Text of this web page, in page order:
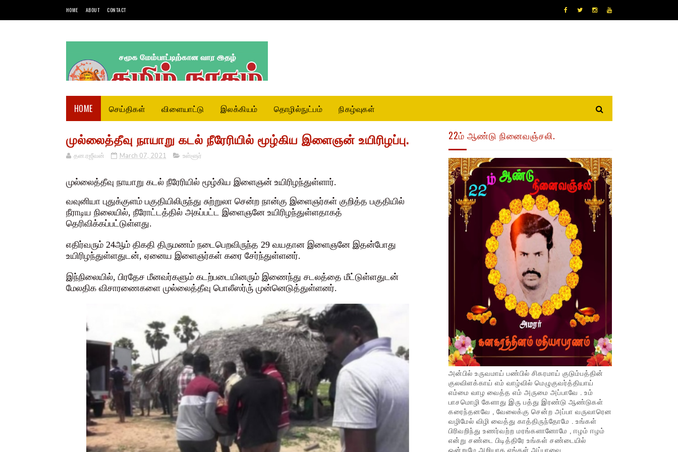
HOME ABOUT CONTACT
HOME செய்திகள் விளையாட்டு இலக்கியம் தொழில்நுட்பம் நிகழ்வுகள்
முல்லைத்தீவு நாயாறு கடல் நீரேரியில் மூழ்கிய இளைஞன் உயிரிழப்பு.
தன.ரஜீவன் March 07, 2021 உள்ளூர்
முல்லைத்தீவு நாயாறு கடல் நீரேரியில் மூழ்கிய இளைஞன் உயிரிழந்துள்ளார்.
வவுனியா புதுக்குளம் பகுதியிலிருந்து சுற்றுலா சென்ற நான்கு இளைஞர்கள் குறித்த பகுதியில்
நீராடிய நிலையில், நீரோட்டத்தில் அகப்பட்ட இளைஞனே உயிரிழந்துள்ளதாகத்
தெரிவிக்கப்பட்டுள்ளது.
எதிர்வரும் 24ஆம் திகதி திருமணம் நடைபெறவிருந்த 29 வயதான இளைஞனே இதன்போது
உயிரிழந்துள்ளதுடன், ஏனைய இளைஞர்கள் கரை சேர்ந்துள்ளனர்.
இந்நிலையில், பிரதேச மீனவர்களும் கடற்படையினரும் இணைந்து சடலத்தை மீட்டுள்ளதுடன்
மேலதிக விசாரணைகளை முல்லைத்தீவு பொலீஸர்ரு் முன்னெடுத்துள்ளனர்.
22ம் ஆண்டு நினைவஞ்சலி.
அன்பில் உருவமாய் பண்பில் சிகரமாய் குடும்பத்தின்
குலவிளக்காய் எம் வாழ்வில் மெழுகுவர்த்தியாய்
எம்மை வாழ வைத்த எம் அருமை அப்பாவே . உம்
பாசமொழி கேளாது இரு பத்து இரண்டு ஆண்டுகள்
கரைந்தனவே , வேலைக்கு சென்ற அப்பா வருவாரென
வழிமேல் விழி வைத்து காத்திருந்தோமே . உங்கள்
பிரிவறிந்து உணர்வற்ற மரங்களானோமே , ஈழம் ஈழம்
என்று சண்டை பிடித்திரே உங்கள் சண்டையில்
ஒன்றுமே அறியாத எங்கள் அப்பாவை